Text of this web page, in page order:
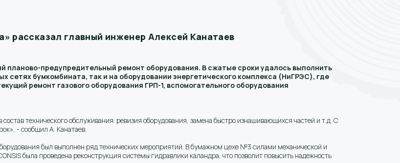
рассказал главный инженер Алексей Канатаев
планово-предупредительный ремонт оборудования. В сжатые сроки удалось выполнить
сетях бумкомбината, так и на оборудовании энергетического комплекса (НиГРЭС), где
ремонт газового оборудования ГРП-1, вспомогательного оборудования
технического обслуживания: ревизия оборудования, замена быстро изнашивающихся частей и т.д. С
- сообщил А. Канатаев.
был выполнен ряд технических мероприятий. В бумажном цехе №3 силами механической и
была проведена реконструкция системы гидравлики каландра, что позволит повысить надежность